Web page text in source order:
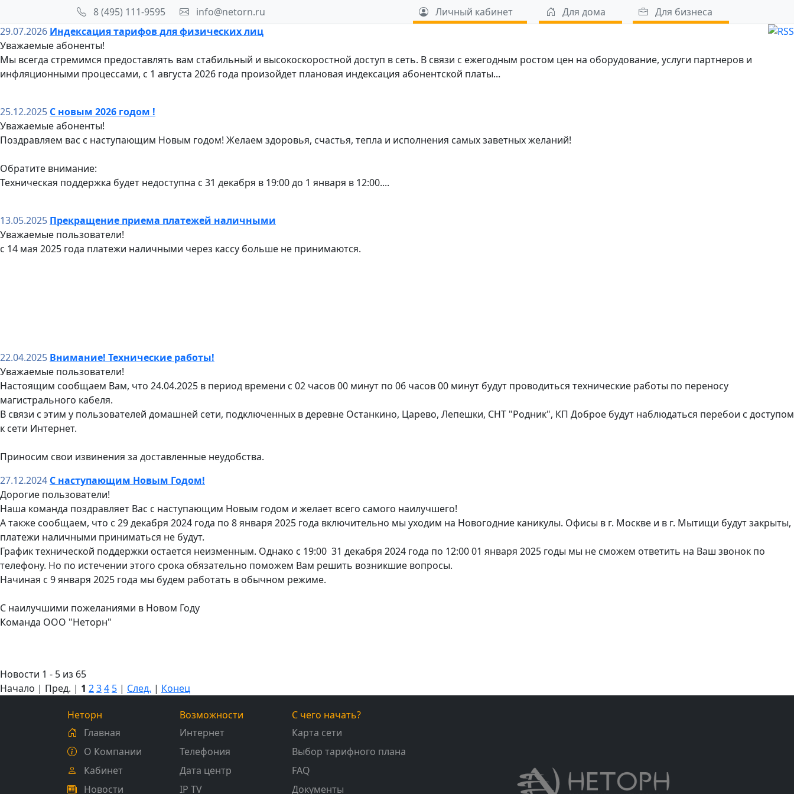
8 (495) 111-9595 info@netorn.ru Личный кабинет Для дома
Для бизнеса
29.07.2026 Индексация тарифов для физических лиц
Уважаемые абоненты!
Мы всегда стремимся предоставлять вам стабильный и высокоскоростной доступ в сеть. В связи с ежегодным ростом цен на оборудование, услуги партнеров и
инфляционными процессами, с 1 августа 2026 года произойдет плановая индексация абонентской платы...
25.12.2025 С новым 2026 годом !
Уважаемые абоненты!
Поздравляем вас с наступающим Новым годом! Желаем здоровья, счастья, тепла и исполнения самых заветных желаний!
Обратите внимание:
Техническая поддержка будет недоступна с 31 декабря в 19:00 до 1 января в 12:00....
13.05.2025 Прекращение приема платежей наличными
Уважаемые пользователи!
с 14 мая 2025 года платежи наличными через кассу больше не принимаются.
22.04.2025 Внимание! Технические работы!
Уважаемые пользователи!
Настоящим сообщаем Вам, что 24.04.2025 в период времени с 02 часов 00 минут по 06 часов 00 минут будут проводиться технические работы по переносу
магистрального кабеля.
В связи с этим у пользователей домашней сети, подключенных в деревне Останкино, Царево, Лепешки, СНТ "Родник", КП Доброе будут наблюдаться перебои с доступом
к сети Интернет.
Приносим свои извинения за доставленные неудобства.
27.12.2024 С наступающим Новым Годом!
Дорогие пользователи!
Наша команда поздравляет Вас с наступающим Новым годом и желает всего самого наилучшего!
А также сообщаем, что с 29 декабря 2024 года по 8 января 2025 года включительно мы уходим на Новогодние каникулы. Офисы в г. Москве и в г. Мытищи будут закрыты,
платежи наличными приниматься не будут.
График технической поддержки остается неизменным. Однако с 19:00 31 декабря 2024 года по 12:00 01 января 2025 годы мы не сможем ответить на Ваш звонок по
телефону. Но по истечении этого срока обязательно поможем Вам решить возникшие вопросы.
Начиная с 9 января 2025 года мы будем работать в обычном режиме.
С наилучшими пожеланиями в Новом Году
Команда ООО "Неторн"
Новости 1 - 5 из 65
Начало | Пред. | 1 234 5 | След. | Конец
Неторн
Главная
О Компании
Кабинет
Новости
Возможности
Интернет
Телефония
Дата центр
IP TV
С чего начать?
Карта сети
Выбор тарифного плана
FAQ
Документы